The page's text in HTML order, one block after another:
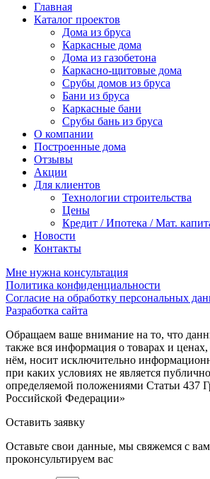
Главная
Каталог проектов
Дома из бруса
Каркасные дома
Дома из газобетона
Каркасно-щитовые дома
Срубы домов из бруса
Бани из бруса
Каркасные бани
Срубы бань из бруса
О компании
Построенные дома
Отзывы
Акции
Для клиентов
Технологии строительства
Цены
Кредит / Ипотека / Мат.
Новости
Контакты
Мне нужна консультация
Политика конфиденциальности
Согласие на обработку персональных
Разработка сайта
Обращаем ваше внимание на то, что
также вся информация о товарах и ценах,
нём, носит исключительно
при каких условиях не является
определяемой положениями Статьи 437
Российской Федерации»
Оставить заявку
Оставьте свои данные, мы свяжемся с
проконсультируем вас